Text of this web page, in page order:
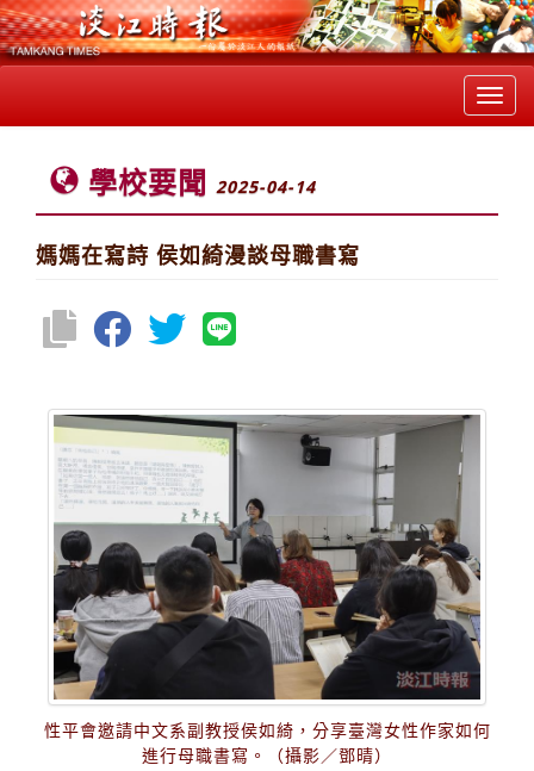
學校要聞 2025-04-14
媽媽在寫詩 侯如綺漫談母職書寫
性平會邀請中文系副教授侯如綺，分享臺灣女性作家如何
進行母職書寫。（攝影／鄧晴）